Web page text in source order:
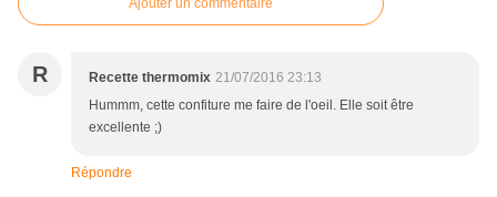
Ajouter un commentaire
R Recette thermomix 21/07/2016 23:13
Hummm, cette confiture me faire de l'oeil. Elle soit être
excellente ;)
Répondre